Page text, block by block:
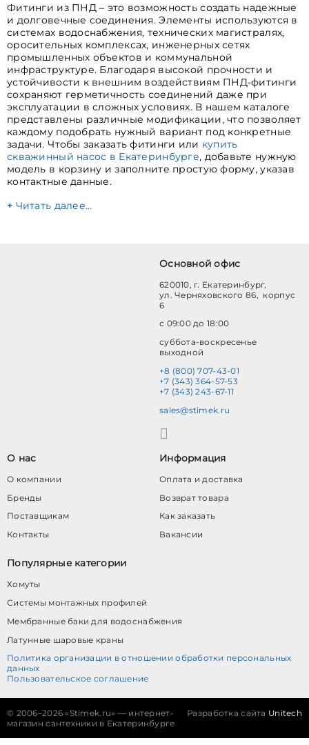
Фитинги из ПНД – это возможность создать надежные
и долговечные соединения. Элементы используются в
системах водоснабжения, технических магистралях,
оросительных комплексах, инженерных сетях
промышленных объектов и коммунальной
инфраструктуре. Благодаря высокой прочности и
устойчивости к внешним воздействиям ПНД-фитинги
сохраняют герметичность соединений даже при
эксплуатации в сложных условиях. В нашем каталоге
представлены различные модификации, что позволяет
каждому подобрать нужный вариант под конкретные
задачи. Чтобы заказать фитинги или купить
скважинный насос в Екатеринбурге, добавьте нужную
модель в корзину и заполните простую форму, указав
контактные данные.
Читать далее…
Основной офис
620010, г. Екатеринбург,
ул. Черняховского 86, корпус
6
с 09:00 до 18:00
суббота-воскресенье
выходной
+8 (800) 707-43-01
+7 (343) 364-57-53
+7 (343) 243-67-11
sales@stimek.ru
О нас
О компании
Бренды
Поставщикам
Контакты
Информация
Оплата и доставка
Возврат товара
Как заказать
Вакансии
Популярные категории
Хомуты
Системы монтажных профилей
Мембранные баки для водоснабжения
Латунные шаровые краны
Политика организации в отношении обработки персональных
данных
Пользовательское соглашение
© 2006–2026 «Stimek.ru» — интернет-
магазин сантехники в Екатеринбурге
Разработка сайта Unitech